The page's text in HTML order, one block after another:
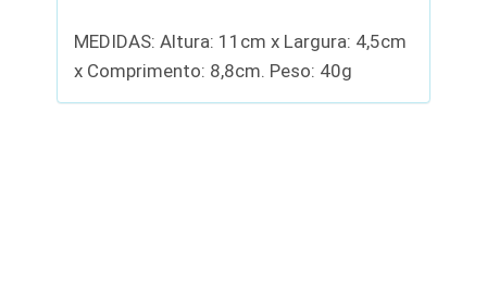
MEDIDAS: Altura: 11cm x Largura: 4,5cm
x Comprimento: 8,8cm. Peso: 40g